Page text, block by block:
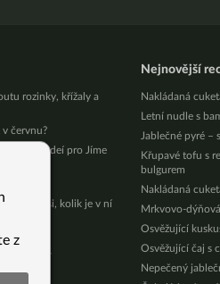
rozinky, křížaly a
červnu?
super videí pro Jíme
Tipněte si, kolik je v ní
droždí
Nejnovější
Nakládaná
Letní nudle s
Jablečné pyré –
Křupavé tofu s
bulgurem
Nakládaná
Mrkvovo-
Osvěžující
Osvěžující čaj s
Nepečený
z